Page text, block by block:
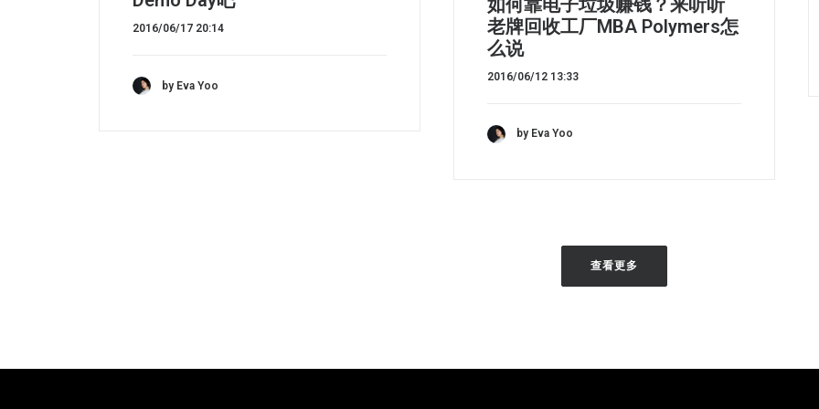
2016/06/17 20:14
by Eva Yoo
如何靠电子垃圾赚钱？来听听
老牌回收工厂MBA Polymers怎
么说
2016/06/12 13:33
by Eva Yoo
查看更多